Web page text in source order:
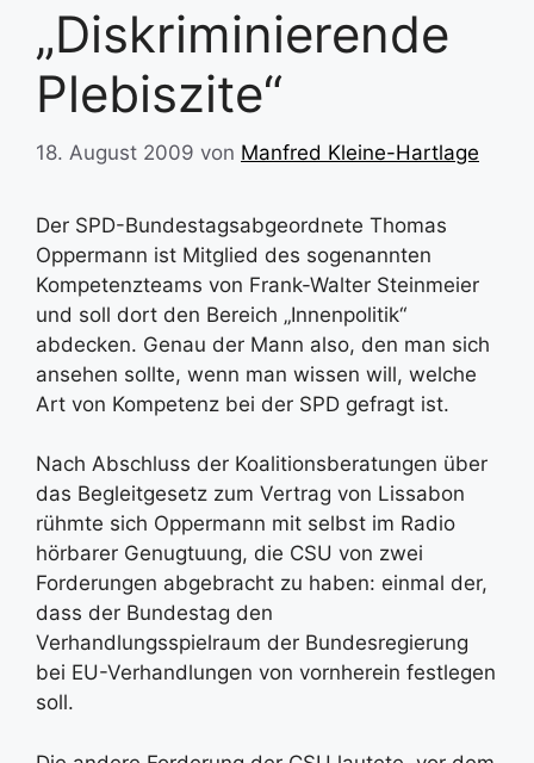
„Diskriminierende
Plebiszite“
18. August 2009 von Manfred Kleine-Hartlage
Der SPD-Bundestagsabgeordnete Thomas
Oppermann ist Mitglied des sogenannten
Kompetenzteams von Frank-Walter Steinmeier
und soll dort den Bereich „Innenpolitik“
abdecken. Genau der Mann also, den man sich
ansehen sollte, wenn man wissen will, welche
Art von Kompetenz bei der SPD gefragt ist.
Nach Abschluss der Koalitionsberatungen über
das Begleitgesetz zum Vertrag von Lissabon
rühmte sich Oppermann mit selbst im Radio
hörbarer Genugtuung, die CSU von zwei
Forderungen abgebracht zu haben: einmal der,
dass der Bundestag den
Verhandlungsspielraum der Bundesregierung
bei EU-Verhandlungen von vornherein festlegen
soll.